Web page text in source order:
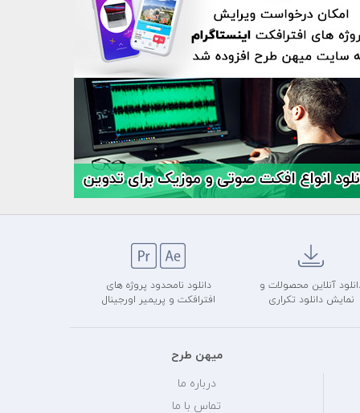
آنلاین محصولات و
نمایش دانلود تکراری
دانلود نامحدود پروژه های
افترافکت و پریمیر اورجینال
میهن طرح
درباره ما
تماس با ما